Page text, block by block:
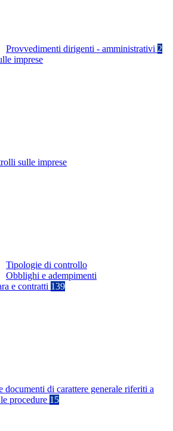
Provvedimenti dirigenti - amministrativi 2
imprese
sulle imprese
Tipologie di controllo
Obblighi e adempimenti
e contratti 139
documenti di carattere generale riferiti a
procedure 15